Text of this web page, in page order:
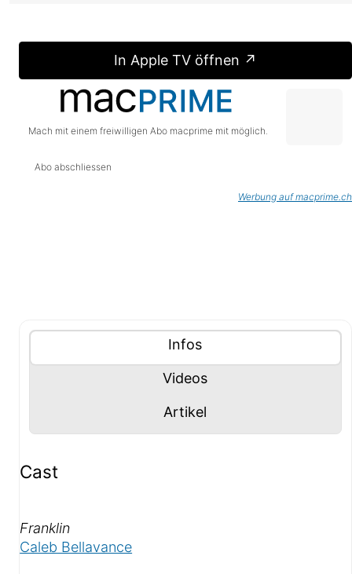
In Apple TV öffnen ↗
Mach mit einem freiwilligen Abo macprime mit möglich.
Abo abschliessen
Werbung auf macprime.ch
Inhalte (Tabliste)
Tablisten-Hilfe: Benutze die Tablisten-Controls
Tablisten-Controls Panel mit
Infosanzeigen
Panel mit
Videosanzeigen
Panel mit
Artikel
Cast
Als «
Franklin»
Caleb Bellavance